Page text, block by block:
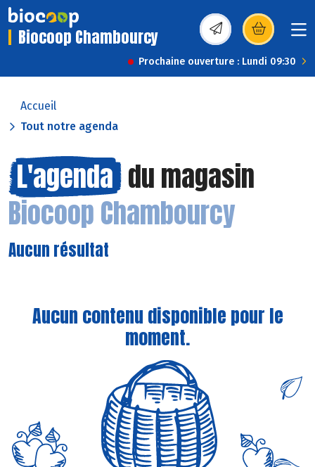
Biocoop Chambourcy (s’ouvre dans une
Prochaine ouverture : Lundi 09:30
Accueil
Tout notre agenda
L'agenda du magasin
Biocoop Chambourcy
Aucun résultat
Aucun contenu disponible pour le
moment.